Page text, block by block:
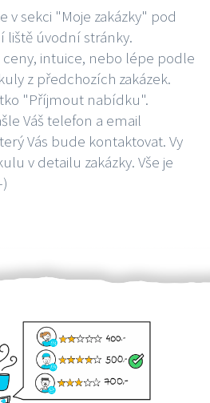
v sekci "Moje zakázky" pod
liště úvodní stránky.
intuice, nebo lépe podle
z předchozích zakázek.
"Příjmout nabídku".
Váš telefon a email
Vás bude kontaktovat. Vy
v detailu zakázky. Vše je